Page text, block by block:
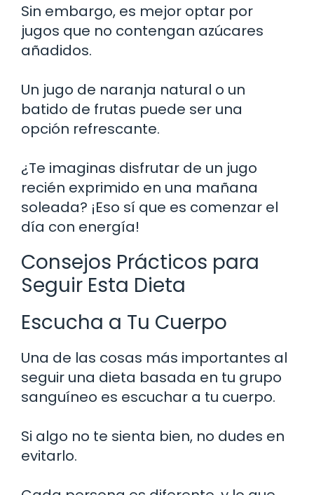
Sin embargo, es mejor optar por
jugos que no contengan azúcares
añadidos.
Un jugo de naranja natural o un
batido de frutas puede ser una
opción refrescante.
¿Te imaginas disfrutar de un jugo
recién exprimido en una mañana
soleada? ¡Eso sí que es comenzar el
día con energía!
Consejos Prácticos para
Seguir Esta Dieta
Escucha a Tu Cuerpo
Una de las cosas más importantes al
seguir una dieta basada en tu grupo
sanguíneo es escuchar a tu cuerpo.
Si algo no te sienta bien, no dudes en
evitarlo.